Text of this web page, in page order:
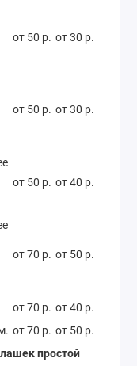
от 50 р. от 30 р.
от 50 р. от 30 р.
от 50 р. от 40 р.
от 70 р. от 50 р.
от 70 р. от 40 р.
от 70 р. от 50 р.
простой